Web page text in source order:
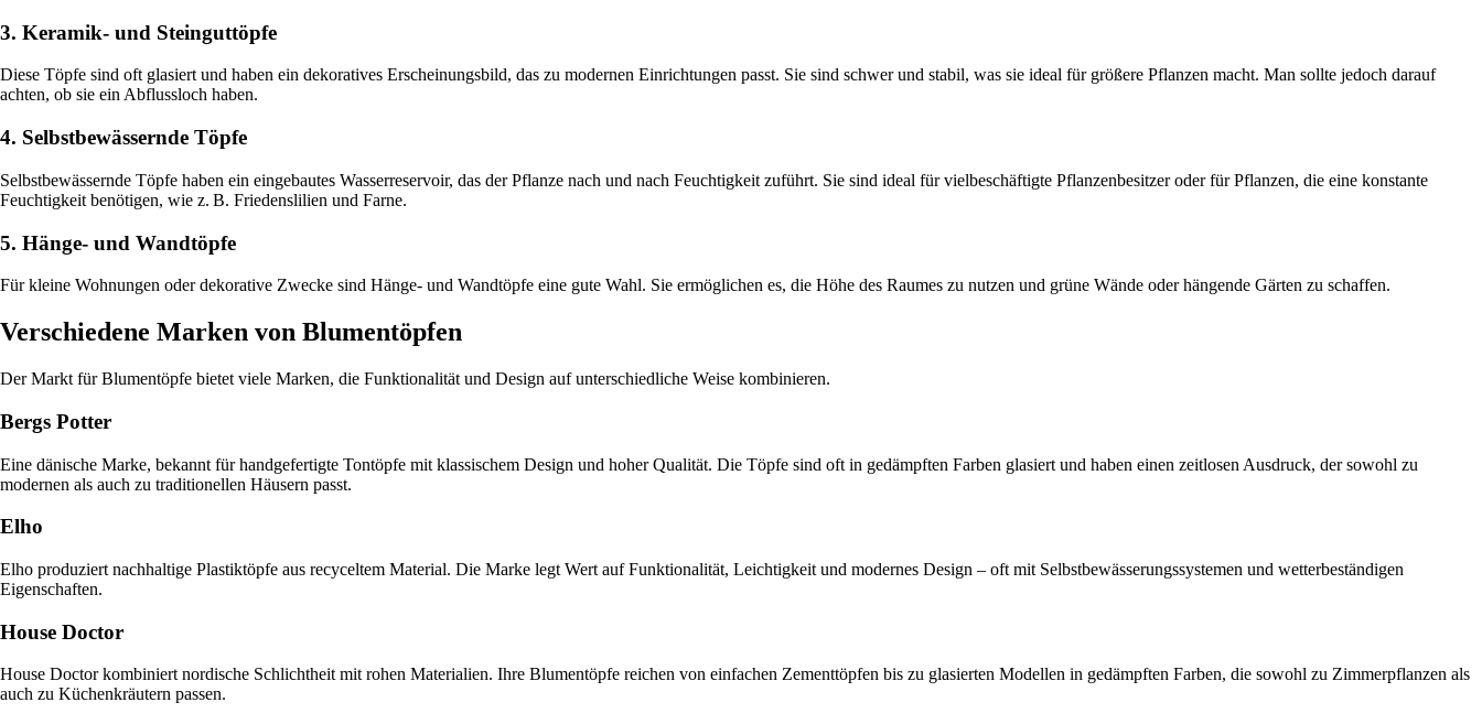
3. Keramik- und Steinguttöpfe
Diese Töpfe sind oft glasiert und haben ein dekoratives Erscheinungsbild, das zu modernen Einrichtungen passt. Sie sind schwer und stabil, was sie ideal für größere Pflanzen macht. Man sollte jedoch darauf
achten, ob sie ein Abflussloch haben.
4. Selbstbewässernde Töpfe
Selbstbewässernde Töpfe haben ein eingebautes Wasserreservoir, das der Pflanze nach und nach Feuchtigkeit zuführt. Sie sind ideal für vielbeschäftigte Pflanzenbesitzer oder für Pflanzen, die eine konstante
Feuchtigkeit benötigen, wie z. B. Friedenslilien und Farne.
5. Hänge- und Wandtöpfe
Für kleine Wohnungen oder dekorative Zwecke sind Hänge- und Wandtöpfe eine gute Wahl. Sie ermöglichen es, die Höhe des Raumes zu nutzen und grüne Wände oder hängende Gärten zu schaffen.
Verschiedene Marken von Blumentöpfen
Der Markt für Blumentöpfe bietet viele Marken, die Funktionalität und Design auf unterschiedliche Weise kombinieren.
Bergs Potter
Eine dänische Marke, bekannt für handgefertigte Tontöpfe mit klassischem Design und hoher Qualität. Die Töpfe sind oft in gedämpften Farben glasiert und haben einen zeitlosen Ausdruck, der sowohl zu
modernen als auch zu traditionellen Häusern passt.
Elho
Elho produziert nachhaltige Plastiktöpfe aus recyceltem Material. Die Marke legt Wert auf Funktionalität, Leichtigkeit und modernes Design – oft mit Selbstbewässerungssystemen und wetterbeständigen
Eigenschaften.
House Doctor
House Doctor kombiniert nordische Schlichtheit mit rohen Materialien. Ihre Blumentöpfe reichen von einfachen Zementtöpfen bis zu glasierten Modellen in gedämpften Farben, die sowohl zu Zimmerpflanzen als
auch zu Küchenkräutern passen.